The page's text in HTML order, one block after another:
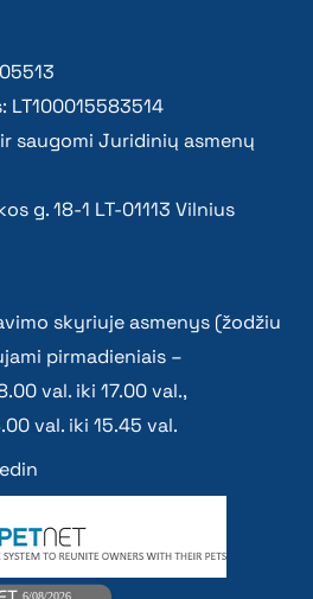
LT100015583514
saugomi Juridinių asmenų
g. 18-1 LT-01113 Vilnius
skyriuje asmenys (žodžiu
pirmadieniais –
val. iki 17.00 val.,
val. iki 15.45 val.